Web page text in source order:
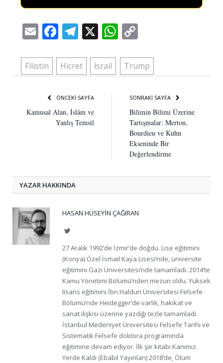
EmailFacebook
Telegram
X WhatsApp
Copy
Filistin Hicret İsrail Trump
ÖNCEKI SAYFA
Kamusal Alan, İslâm ve
Yanlış Temsil
SONRAKI SAYFA
Bilimin Bilimi Üzerine
Tartışmalar: Merton,
Bourdieu ve Kuhn
Ekseninde Bir
Değerlendirme
YAZAR HAKKINDA
HASAN HÜSEYIN ÇAĞIRAN
Twitter
27 Aralık 1992’de İzmir’de doğdu. Lise eğitimini
(Konya) Özel İsmail Kaya Lisesi’nde, üniversite
eğitimini Gazi Üniversitesi’nde tamamladı. 2014’te
Kamu Yönetimi Bölümü’nden mezun oldu. Yüksek
lisans eğitimini İbn Haldun Üniversitesi Felsefe
Bölümü’nde Heidegger’de varlık, hakikat ve
sanat ilişkisi üzerine yazdığı tezle tamamladı.
İstanbul Medeniyet Üniversitesi Felsefe Tarihi ve
Sistematik Felsefe doktora programında
eğitimine devam ediyor. İlk şiir kitabı Kanımız
Yerde Kaldı (Ebabil Yayınları) 2018’de, Ölüm